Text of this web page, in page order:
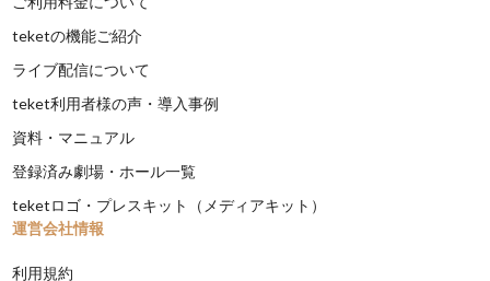
teketの機能ご紹介
ライブ配信について
teket利用者様の声・導入事例
資料・マニュアル
登録済み劇場・ホール一覧
teketロゴ・プレスキット（メディアキット）
運営会社情報
利用規約